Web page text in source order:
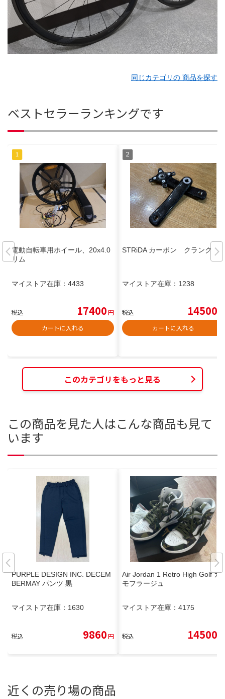
同じカテゴリの 商品を探す
ベストセラーランキングです
電動自転車用ホイール、20x4.0
リム
マイストア在庫： 4433
税込 17400円
カートに入れる
STRiDA カーボン クランク
マイストア在庫： 1238
税込 14500
カートに入れる
このカテゴリをもっと見る
この商品を見た人はこんな商品も見て
います
PURPLE DESIGN INC. DECEM
BERMAY パンツ 黒
マイストア在庫： 1630
税込 9860円
Air Jordan 1 Retro High Golf カ
モフラージュ
マイストア在庫： 4175
税込 14500
近くの売り場の商品